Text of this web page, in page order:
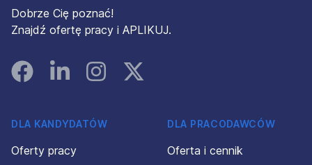
Dobrze Cię poznać!
Znajdź ofertę pracy i APLIKUJ.
FacebookLinked InInstagramInstagram
DLA KANDYDATÓW
Oferty pracy
DLA PRACODAWCÓW
Oferta i cennik